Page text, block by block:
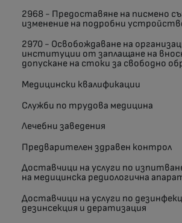
2968 - Предоставяне на писмено
изменение на подробни
2970 - Освобождаване на
институции от заплащане на
допускане на стоки за свободно
Медицински квалификации
Служби по трудова медицина
Лечебни заведения
Предварителен здравен контрол
Доставчици на услуги по
на медицинска редиологична
Доставчици на услуги по
дезинсекция и дератизация